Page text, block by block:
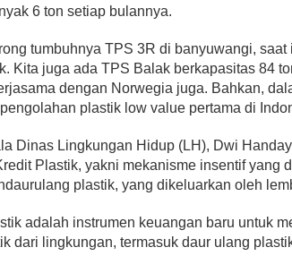
6 ton setiap bulannya.
tumbuhnya TPS 3R di banyuwangi,
Kita juga ada TPS Balak berkapasitas 84
dengan Norwegia juga. Bahkan,
plastik low value pertama di
Dinas Lingkungan Hidup (LH), Dwi
Plastik, yakni mekanisme insentif yang
plastik, yang dikeluarkan oleh
adalah instrumen keuangan baru untuk
dari lingkungan, termasuk daur ulang